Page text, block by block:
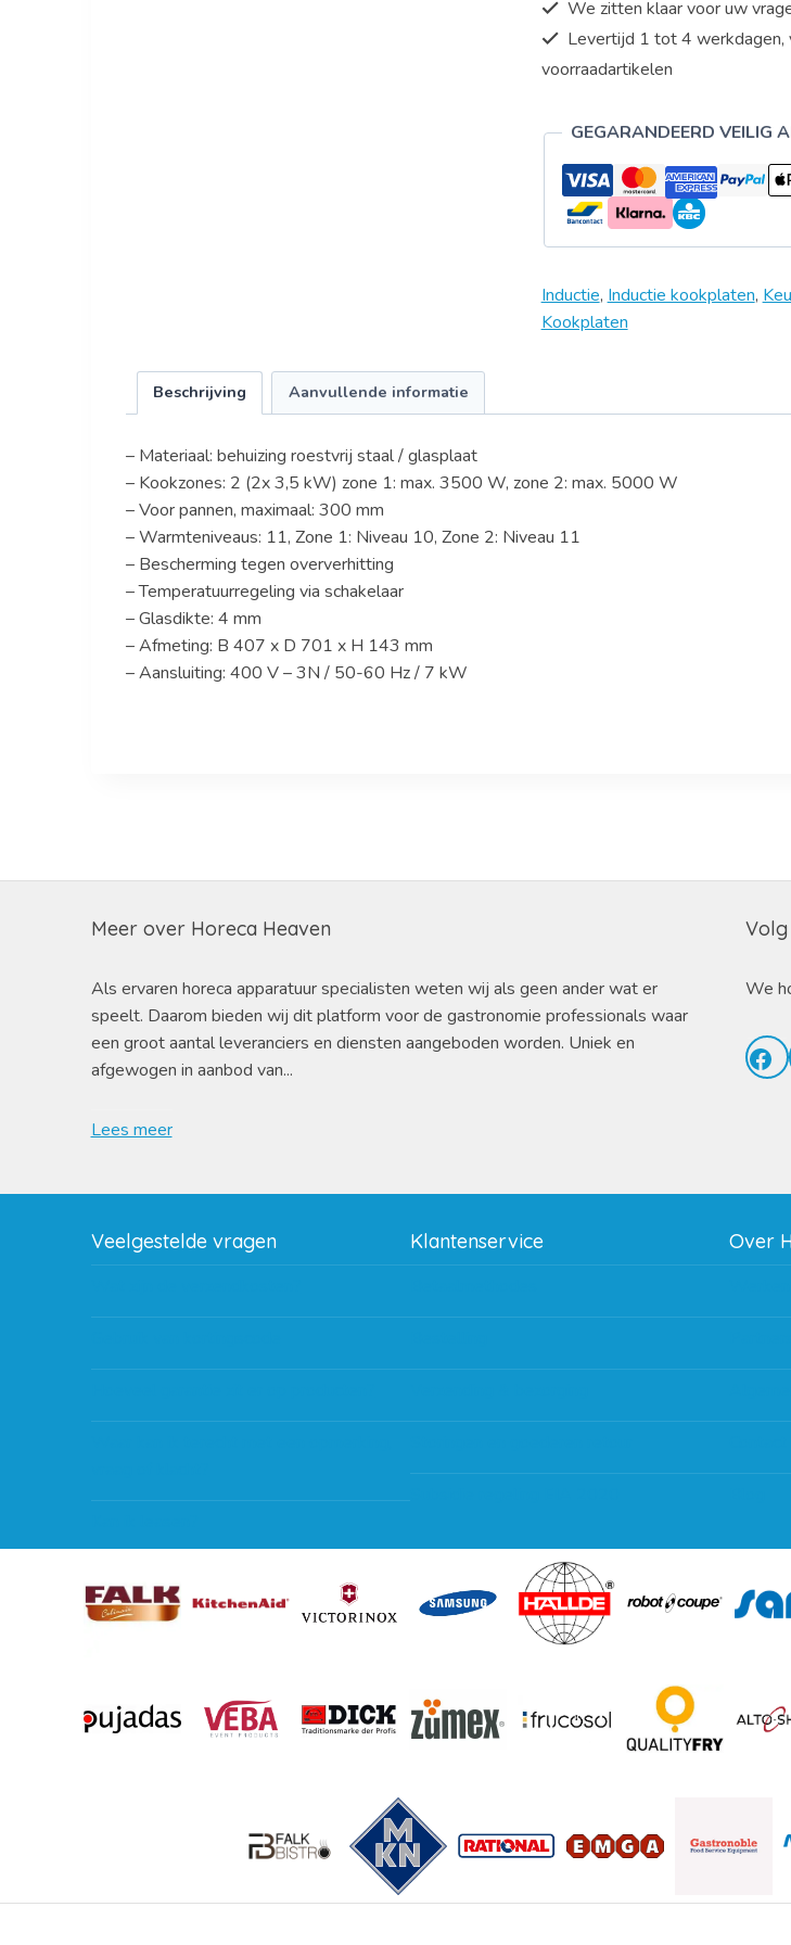
We zitten klaar voor uw
Levertijd 1 tot 4 werkdagen,
voorraadartikelen
GEGARANDEERD VEILIG
Inductie, Inductie kookplaten,
Kookplaten
Beschrijving Aanvullende informatie
– Materiaal: behuizing roestvrij staal / glasplaat
– Kookzones: 2 (2x 3,5 kW) zone 1: max. 3500 W, zone 2: max. 5000 W
– Voor pannen, maximaal: 300 mm
– Warmteniveaus: 11, Zone 1: Niveau 10, Zone 2: Niveau 11
– Bescherming tegen oververhitting
– Temperatuurregeling via schakelaar
– Glasdikte: 4 mm
– Afmeting: B 407 x D 701 x H 143 mm
– Aansluiting: 400 V – 3N / 50-60 Hz / 7 kW
Meer over Horeca Heaven
Als ervaren horeca apparatuur specialisten weten wij als geen ander wat er
speelt. Daarom bieden wij dit platform voor de gastronomie professionals waar
een groot aantal leveranciers en diensten aangeboden worden. Uniek en
afgewogen in aanbod van...
Lees meer
Volg
We
Veelgestelde vragen Klantenservice
Subsidie regeling EIA 2020
Over